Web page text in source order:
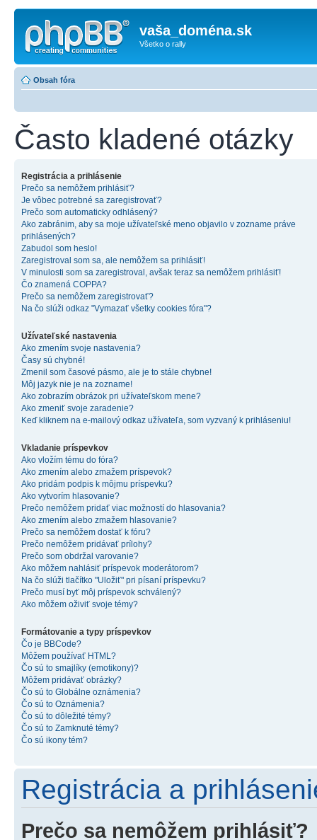
vaša_doména.sk
Všetko o rally
Obsah fóra
Často kladené otázky
Registrácia a prihlásenie
Prečo sa nemôžem prihlásiť?
Je vôbec potrebné sa zaregistrovať?
Prečo som automaticky odhlásený?
Ako zabránim, aby sa moje užívateľské meno objavilo v zozname práve
prihlásených?
Zabudol som heslo!
Zaregistroval som sa, ale nemôžem sa prihlásiť!
V minulosti som sa zaregistroval, avšak teraz sa nemôžem prihlásiť!
Čo znamená COPPA?
Prečo sa nemôžem zaregistrovať?
Na čo slúži odkaz "Vymazať všetky cookies fóra"?
Užívateľské nastavenia
Ako zmením svoje nastavenia?
Časy sú chybné!
Zmenil som časové pásmo, ale je to stále chybne!
Môj jazyk nie je na zozname!
Ako zobrazím obrázok pri užívateľskom mene?
Ako zmeniť svoje zaradenie?
Keď kliknem na e-mailový odkaz užívateľa, som vyzvaný k prihláseniu!
Vkladanie príspevkov
Ako vložím tému do fóra?
Ako zmením alebo zmažem príspevok?
Ako pridám podpis k môjmu príspevku?
Ako vytvorím hlasovanie?
Prečo nemôžem pridať viac možností do hlasovania?
Ako zmením alebo zmažem hlasovanie?
Prečo sa nemôžem dostať k fóru?
Prečo nemôžem pridávať prílohy?
Prečo som obdržal varovanie?
Ako môžem nahlásiť príspevok moderátorom?
Na čo slúži tlačítko "Uložiť" pri písaní príspevku?
Prečo musí byť môj príspevok schválený?
Ako môžem oživiť svoje témy?
Formátovanie a typy príspevkov
Čo je BBCode?
Môžem používať HTML?
Čo sú to smajlíky (emotikony)?
Môžem pridávať obrázky?
Čo sú to Globálne oznámenia?
Čo sú to Oznámenia?
Čo sú to dôležité témy?
Čo sú to Zamknuté témy?
Čo sú ikony tém?
Registrácia a
Prečo sa nemôžem prihlásiť?